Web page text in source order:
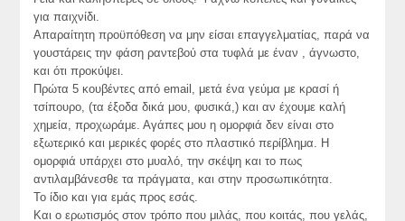
για παιχνίδι.
Απαραίτητη προϋπόθεση να μην είσαι επαγγελματίας, παρά να
γουστάρεις την φάση ραντεβού στα τυφλά με έναν , άγνωστο,
και ότι προκύψει.
Πρώτα 5 κουβέντες από email, μετά ένα γεύμα με κρασί ή
τσίπουρο, (τα έξοδα δικά μου, φυσικά,) και αν έχουμε καλή
χημεία, προχωράμε. Αγάπες μου η ομορφιά δεν είναι στο
εξωτερικό και μερικές φορές στο πλαστικό περίβλημα. Η
ομορφιά υπάρχει στο μυαλό, την σκέψη και το πως
αντιλαμβάνεσθε τα πράγματα, και στην προσωπικότητα.
Το ίδιο και για εμάς προς εσάς.
Και ο ερωτισμός στον τρόπο που μιλάς, που κοιτάς, που γελάς,